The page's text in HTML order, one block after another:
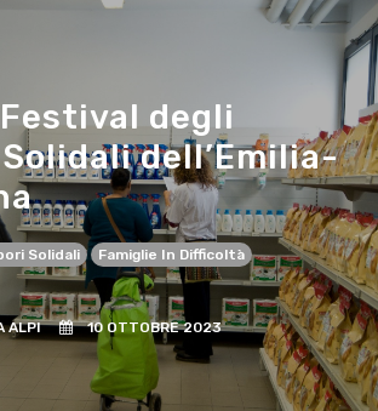
degli
dell’Emilia-
Solidali Famiglie In Difficoltà
ALPI 10 OTTOBRE 2023